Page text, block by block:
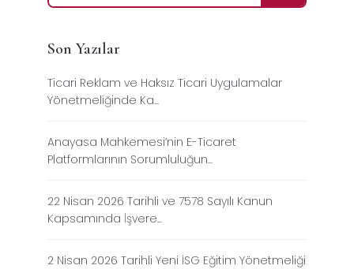
Son Yazılar
Ticari Reklam ve Haksız Ticari Uygulamalar
Yönetmeliğinde Ka...
Anayasa Mahkemesi’nin E-Ticaret
Platformlarının Sorumluluğun...
22 Nisan 2026 Tarihli ve 7578 Sayılı Kanun
Kapsamında İşvere...
2 Nisan 2026 Tarihli Yeni İSG Eğitim Yönetmeliği